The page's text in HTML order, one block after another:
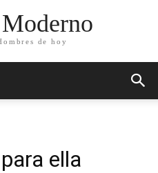
de hoy
ella